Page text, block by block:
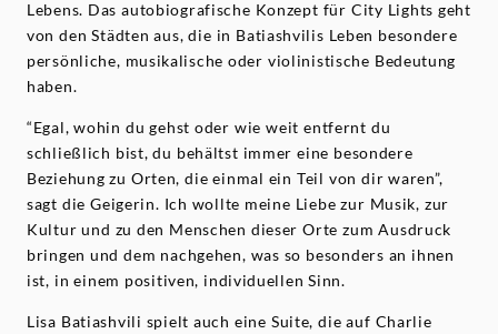
Lebens. Das autobiografische Konzept für City Lights geht
von den Städten aus, die in Batiashvilis Leben besondere
persönliche, musikalische oder violinistische Bedeutung
haben.
“Egal, wohin du gehst oder wie weit entfernt du
schließlich bist, du behältst immer eine besondere
Beziehung zu Orten, die einmal ein Teil von dir waren”,
sagt die Geigerin. Ich wollte meine Liebe zur Musik, zur
Kultur und zu den Menschen dieser Orte zum Ausdruck
bringen und dem nachgehen, was so besonders an ihnen
ist, in einem positiven, individuellen Sinn.
Lisa Batiashvili spielt auch eine Suite, die auf Charlie